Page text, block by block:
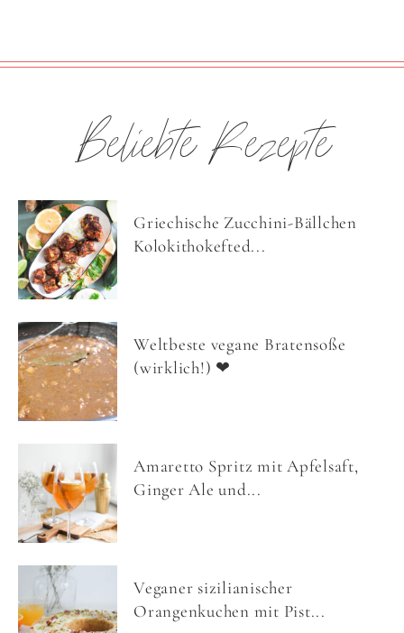
Beliebte Rezepte
Griechische Zucchini-Bällchen
Kolokithokefted...
Weltbeste vegane Bratensoße
(wirklich!) ❤
Amaretto Spritz mit Apfelsaft,
Ginger Ale und...
Veganer sizilianischer
Orangenkuchen mit Pist...